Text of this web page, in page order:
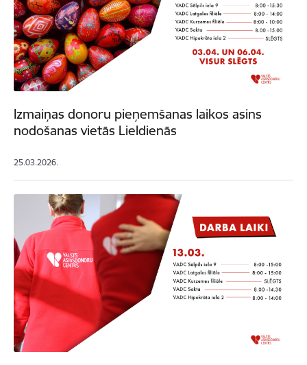
Izmaiņas donoru pieņemšanas laikos asins
nodošanas vietās Lieldienās
25.03.2026.